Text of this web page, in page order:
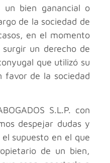
un bien ganancial o
de la sociedad de
en el momento
un derecho de
que utilizó su
favor de la sociedad
S.L.P. con
despejar dudas y
supuesto en el que
de un bien,